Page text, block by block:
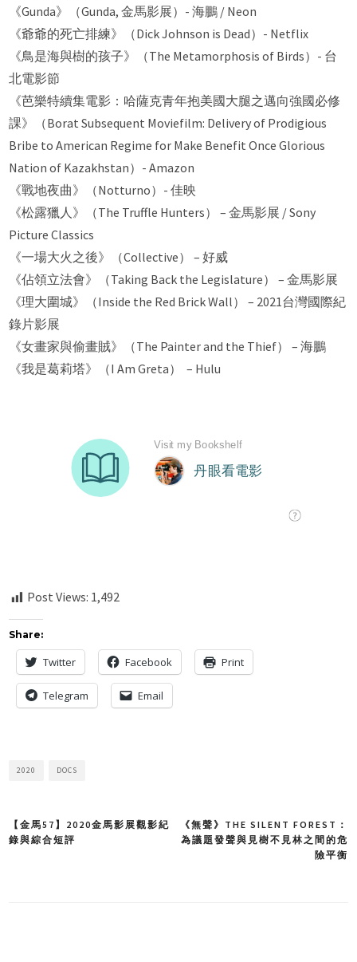
《Gunda》（Gunda, 金馬影展）- 海鵬 / Neon
《爺爺的死亡排練》（Dick Johnson is Dead）- Netflix
《鳥是海與樹的孩子》（The Metamorphosis of Birds）- 台
北電影節
《芭樂特續集電影：哈薩克青年抱美國大腿之邁向強國必修
課》（Borat Subsequent Moviefilm: Delivery of Prodigious
Bribe to American Regime for Make Benefit Once Glorious
Nation of Kazakhstan）- Amazon
《戰地夜曲》（Notturno）- 佳映
《松露獵人》（The Truffle Hunters） – 金馬影展 / Sony
Picture Classics
《一場大火之後》（Collective） – 好威
《佔領立法會》（Taking Back the Legislature） – 金馬影展
《理大圍城》（Inside the Red Brick Wall） – 2021台灣國際紀
錄片影展
《女畫家與偷畫賊》（The Painter and the Thief） – 海鵬
《我是葛莉塔》（I Am Greta） – Hulu
Post Views: 1,492
Share:
Twitter Facebook Print
Telegram Email
2020 DOCS
Post
《無聲》THE SILENT FOREST：
為議題發聲與見樹不見林之間的危
險平衡
【金馬57】2020金馬影展觀影紀
錄與綜合短評